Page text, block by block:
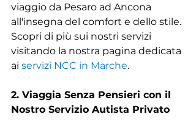
viaggio da Pesaro ad Ancona
all'insegna del comfort e dello stile.
Scopri di più sui nostri servizi
visitando la nostra pagina dedicata
ai servizi NCC in Marche.
2. Viaggia Senza Pensieri con il
Nostro Servizio Autista Privato